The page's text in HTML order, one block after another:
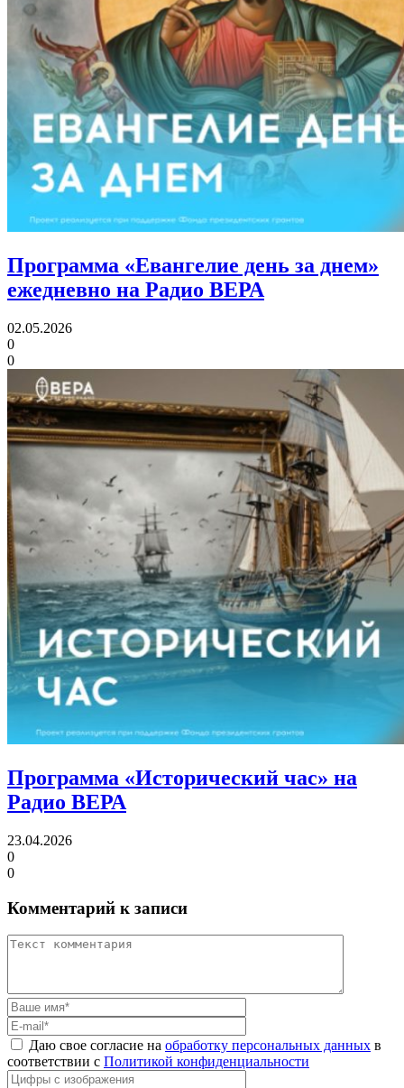
Программа «Евангелие день за днем»
ежедневно на Радио ВЕРА
02.05.2026
0
0
Программа «Исторический час» на
Радио ВЕРА
23.04.2026
0
0
Комментарий к записи
Даю свое согласие на обработку персональных данных в
соответствии с Политикой конфиденциальности